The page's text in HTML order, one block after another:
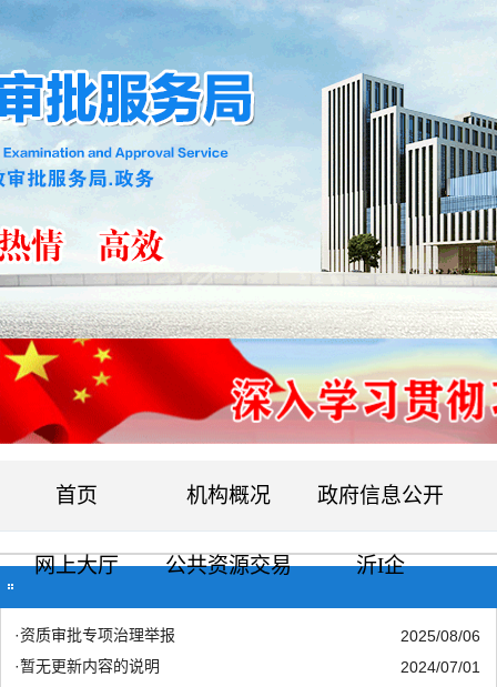
首页 机构概况 政府信息公开
网上大厅 公共资源交易 沂I企
·资质审批专项治理举报
2025/08/06
· 暂无更新内容的说明
2024/07/01